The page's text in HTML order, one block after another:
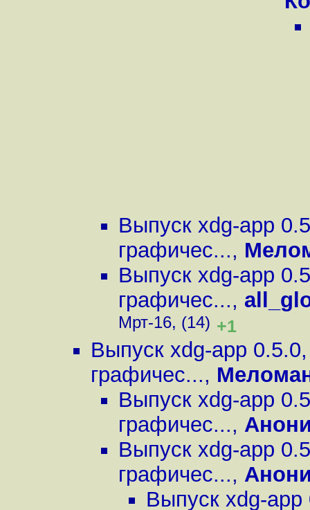
Выпуск xdg-app
графичес...,
Выпуск xdg-app
графичес...,
Мрт-16, (14) +1
Выпуск xdg-app
графичес...,
Выпуск xdg-app
графичес...,
Выпуск xdg-app
графичес...,
Выпуск xdg-app